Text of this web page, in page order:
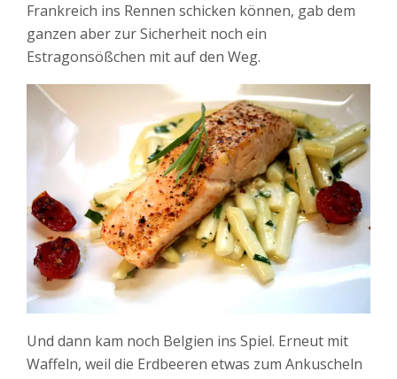
Frankreich ins Rennen schicken können, gab dem
ganzen aber zur Sicherheit noch ein
Estragonsößchen mit auf den Weg.
Und dann kam noch Belgien ins Spiel. Erneut mit
Waffeln, weil die Erdbeeren etwas zum Ankuscheln